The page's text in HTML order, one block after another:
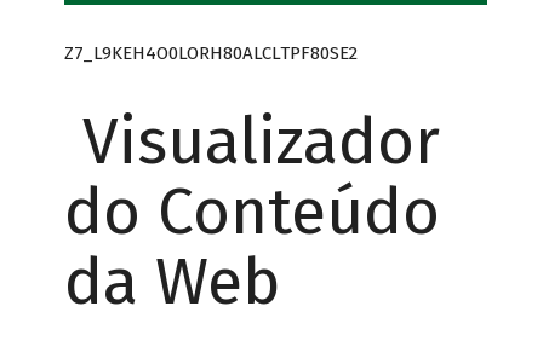
Z7_L9KEH4O0LORH80ALCLTPF80SE2
Visualizador
do Conteúdo
da Web